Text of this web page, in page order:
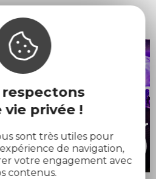
respectons
privée !
sont très utiles pour
de navigation,
votre engagement avec
contenus.
Sortir en
Côtes
d’Armor
(page 5)